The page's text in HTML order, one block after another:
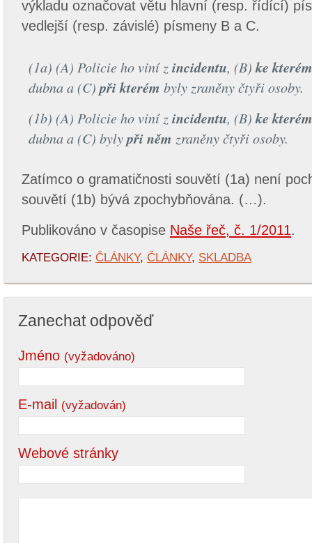
výkladu označovat větu hlavní (resp. řídící)
vedlejší (resp. závislé) písmeny B a C.
(1a) (A) Policie ho viní zincidentu, (B) ke
dubna a (C) při kterém byly zraněny čtyři osoby.
(1b) (A) Policie ho viní zincidentu, (B) ke
dubna a (C) bylypři něm zraněny čtyři osoby.
Zatímco o gramatičnosti souvětí (1a) není
souvětí (1b) bývá zpochybňována. (…).
Publikováno v časopise Naše řeč, č. 1/2011.
KATEGORIE: ČLÁNKY, ČLÁNKY, SKLADBA
Zanechat odpověď
Jméno (vyžadováno)
E-mail (vyžadován)
Webové stránky